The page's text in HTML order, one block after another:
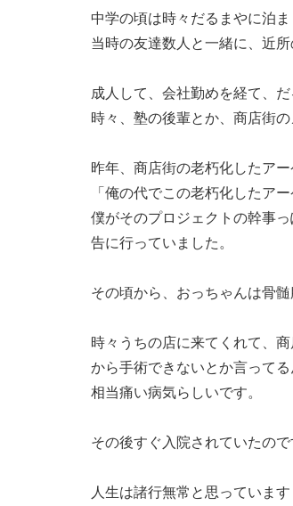
中学の頃は時々だるまやに泊ま
当時の友達数人と一緒に、近
成人して、会社勤めを経て、
時々、塾の後輩とか、商店街
昨年、商店街の老朽化したア
「俺の代でこの老朽化したア
僕がそのプロジェクトの幹事
告に行っていました。
その頃から、おっちゃんは骨髄
時々うちの店に来てくれて、
から手術できないとか言って
相当痛い病気らしいです。
その後すぐ入院されていたの
人生は諸行無常と思っていま